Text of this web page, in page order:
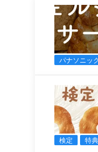
パナソニッ
検定 特典